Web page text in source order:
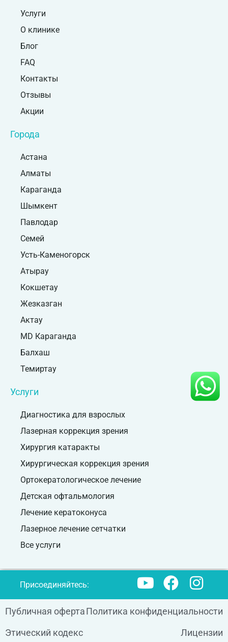
Услуги
О клинике
Блог
FAQ
Контакты
Отзывы
Акции
Города
Астана
Алматы
Караганда
Шымкент
Павлодар
Семей
Усть-Каменогорск
Атырау
Кокшетау
Жезказган
Актау
MD Караганда
Балхаш
Темиртау
Услуги
Диагностика для взрослых
Лазерная коррекция зрения
Хирургия катаракты
Хирургическая коррекция зрения
Ортокератологическое лечение
Детская офтальмология
Лечение кератоконуса
Лазерное лечение сетчатки
Все услуги
Присоединяйтесь:
Публичная офертаПолитика конфиденциальности
Этический кодекс
Лицензии